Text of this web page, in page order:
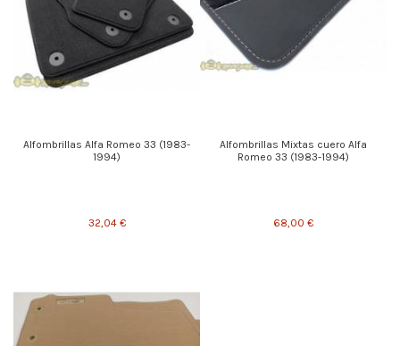
Alfombrillas Alfa Romeo 33 (1983-
1994)
32,04 €
Alfombrillas Mixtas cuero Alfa
Romeo 33 (1983-1994)
68,00 €